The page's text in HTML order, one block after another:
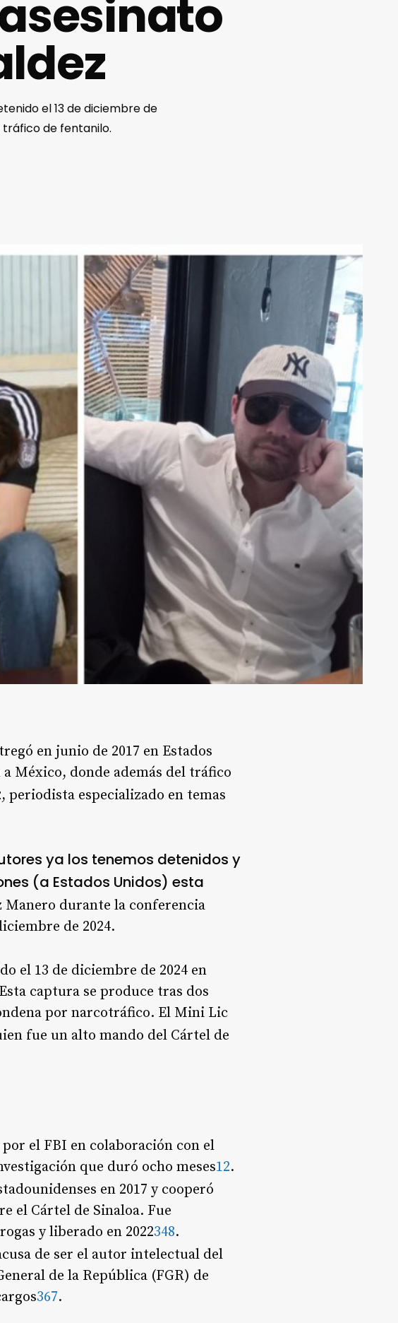
asesinato
el 13 de diciembre de
tráfico de fentanilo.
en junio de 2017 en Estados
México, donde además del tráfico
, periodista especializado en temas
ya los tenemos detenidos y
(a Estados Unidos) esta
durante la conferencia
de 2024.
el 13 de diciembre de 2024 en
captura se produce tras dos
por narcotráfico. El Mini Lic
fue un alto mando del Cártel de
el FBI en colaboración con el
que duró ocho meses12.
en 2017 y cooperó
el Cártel de Sinaloa. Fue
y liberado en 2022348.
de ser el autor intelectual del
de la República (FGR) de
367.